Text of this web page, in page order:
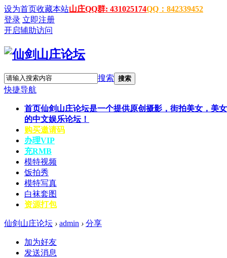
设为首页收藏本站山庄QQ群: 431025174QQ：842339452
登录 立即注册
开启辅助访问
搜索 搜索
快捷导航
首页仙剑山庄论坛是一个提供原创摄影，街拍美女，美
的中文娱乐论坛！
购买邀请码
办理VIP
充RMB
模特视频
饭拍秀
模特写真
白袜套图
资源打包
仙剑山庄论坛 › admin › 分享
加为好友
发送消息